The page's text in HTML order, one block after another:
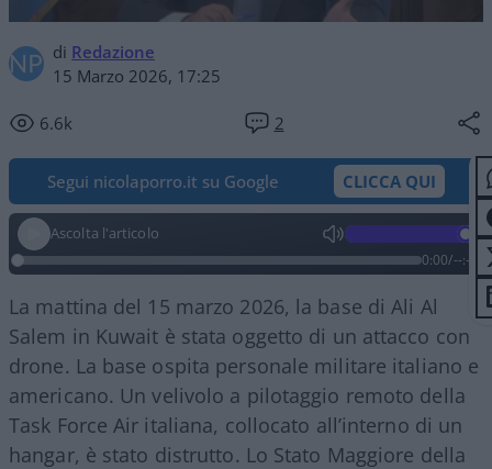
di Redazione
15 Marzo 2026, 17:25
6.6k 2
Segui nicolaporro.it su Google CLICCA QUI
Ascolta l'articolo
0:00/--:--
La mattina del 15 marzo 2026, la base di Ali Al
Salem in Kuwait è stata oggetto di un attacco con
drone. La base ospita personale militare italiano e
americano. Un velivolo a pilotaggio remoto della
Task Force Air italiana, collocato all’interno di un
hangar, è stato distrutto. Lo Stato Maggiore della